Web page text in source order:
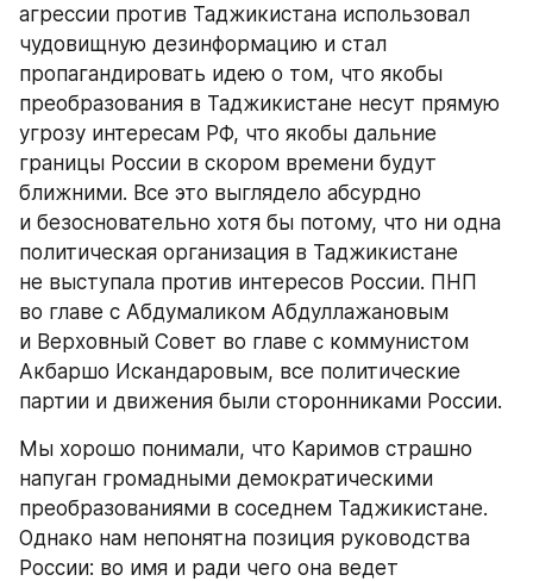
агрессии против Таджикистана использовал
чудовищную дезинформацию и стал
пропагандировать идею о том, что якобы
преобразования в Таджикистане несут прямую
угрозу интересам РФ, что якобы дальние
границы России в скором времени будут
ближними. Все это выглядело абсурдно
и безосновательно хотя бы потому, что ни одна
политическая организация в Таджикистане
не выступала против интересов России. ПНП
во главе с Абдумаликом Абдуллажановым
и Верховный Совет во главе с коммунистом
Акбаршо Искандаровым, все политические
партии и движения были сторонниками России.
Мы хорошо понимали, что Каримов страшно
напуган громадными демократическими
преобразованиями в соседнем Таджикистане.
Однако нам непонятна позиция руководства
России: во имя и ради чего она ведет